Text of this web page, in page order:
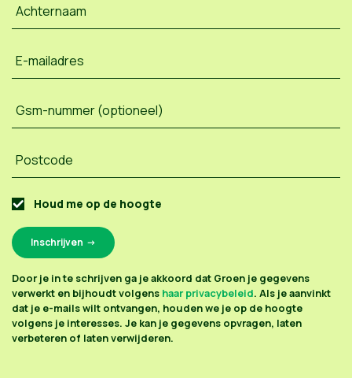
Achternaam
E-mailadres
Gsm-nummer (optioneel)
Postcode
Houd me op de hoogte
Door je in te schrijven ga je akkoord dat Groen je gegevens
verwerkt en bijhoudt volgens haar privacybeleid. Als je aanvinkt
dat je e-mails wilt ontvangen, houden we je op de hoogte
volgens je interesses. Je kan je gegevens opvragen, laten
verbeteren of laten verwijderen.